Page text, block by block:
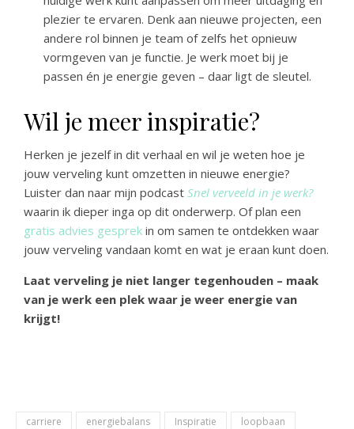
plezier te ervaren. Denk aan nieuwe projecten, een
andere rol binnen je team of zelfs het opnieuw
vormgeven van je functie. Je werk moet bij je
passen én je energie geven – daar ligt de sleutel.
Wil je meer inspiratie?
Herken je jezelf in dit verhaal en wil je weten hoe je
jouw verveling kunt omzetten in nieuwe energie?
Luister dan naar mijn podcast Snel verveeld in je werk?
waarin ik dieper inga op dit onderwerp. Of plan een
gratis advies gesprek in om samen te ontdekken waar
jouw verveling vandaan komt en wat je eraan kunt doen.
Laat verveling je niet langer tegenhouden – maak
van je werk een plek waar je weer energie van
krijgt!
carriere energiebalans Inspiratie
loopbaan